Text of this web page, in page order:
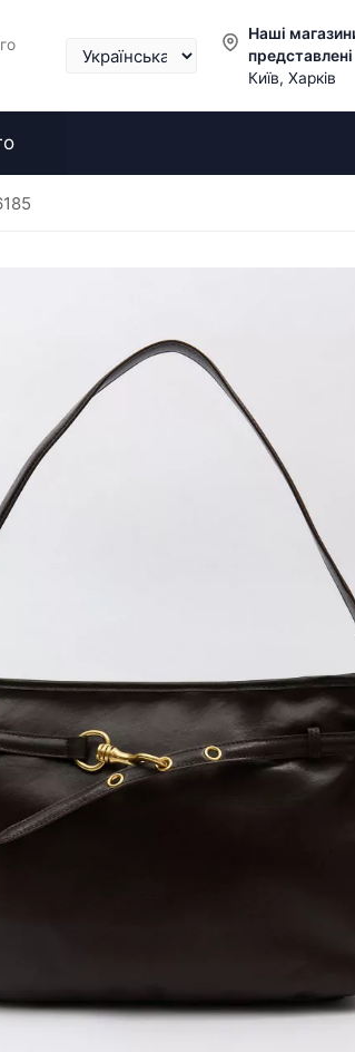
Наші
представлені
Київ, Харків